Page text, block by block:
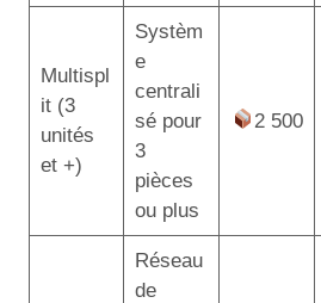
Multispl
it (3
unités
et +)
Systèm
e
centrali
sé pour
3
pièces
ou plus
2 500
Réseau
de